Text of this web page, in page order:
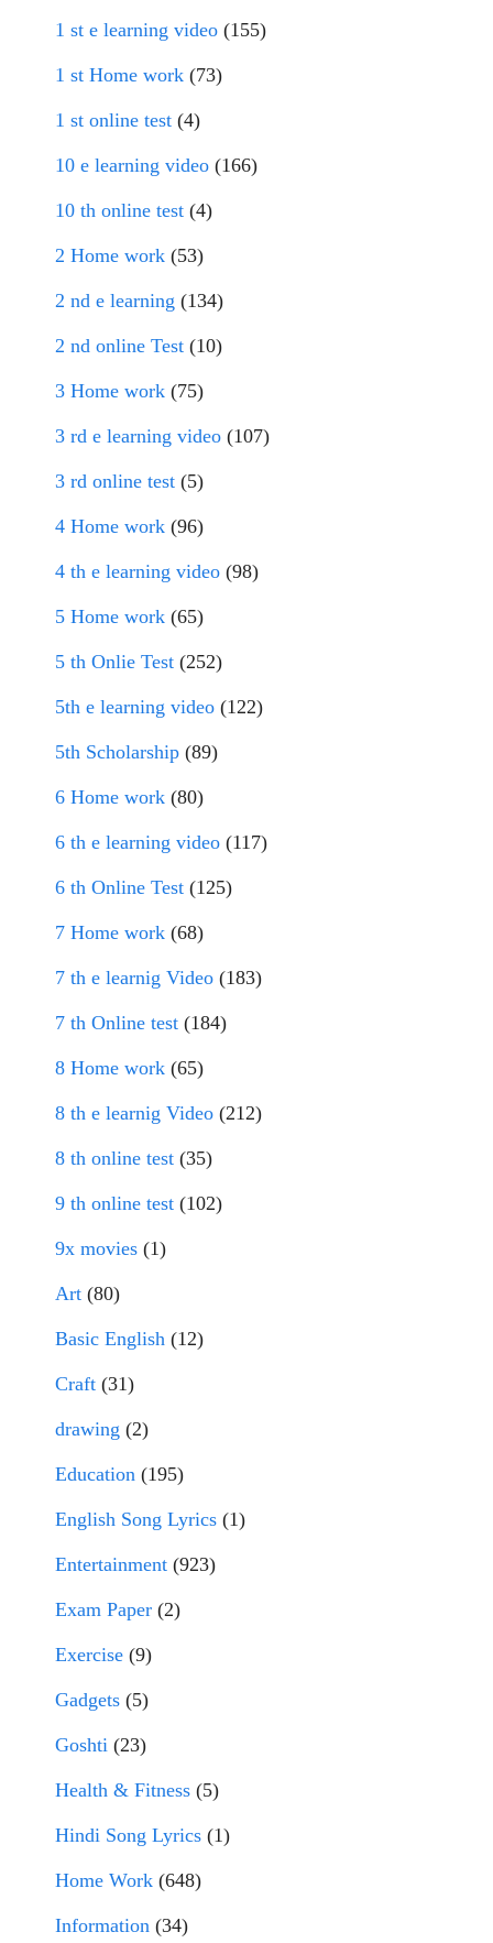
1 st e learning video (155)
1 st Home work (73)
1 st online test (4)
10 e learning video (166)
10 th online test (4)
2 Home work (53)
2 nd e learning (134)
2 nd online Test (10)
3 Home work (75)
3 rd e learning video (107)
3 rd online test (5)
4 Home work (96)
4 th e learning video (98)
5 Home work (65)
5 th Onlie Test (252)
5th e learning video (122)
5th Scholarship (89)
6 Home work (80)
6 th e learning video (117)
6 th Online Test (125)
7 Home work (68)
7 th e learnig Video (183)
7 th Online test (184)
8 Home work (65)
8 th e learnig Video (212)
8 th online test (35)
9 th online test (102)
9x movies (1)
Art (80)
Basic English (12)
Craft (31)
drawing (2)
Education (195)
English Song Lyrics (1)
Entertainment (923)
Exam Paper (2)
Exercise (9)
Gadgets (5)
Goshti (23)
Health & Fitness (5)
Hindi Song Lyrics (1)
Home Work (648)
Information (34)